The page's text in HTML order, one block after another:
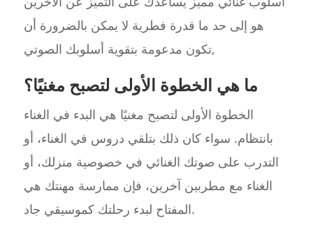
هو إلى حد ما قدرة فطرية لا يمكن بالضرورة أن
تكون مدعومة بتقوية أسلوبك الصوتي,
ما هي الخطوة الأولى لتصبح مغنيًا؟
الخطوة الأولى لتصبح مغنيًا هي البدء في الغناء
بانتظام. سواء كان ذلك بتلقي دروس في الغناء، أو
التدرب على صوتك الغنائي في خصوصية منزلك، أو
الغناء مع مطربين آخرين، فإن ممارسة مهنتك هي
المفتاح لبدء رحلتك كموسيقي جاد.